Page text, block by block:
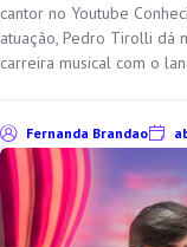
cantor no Youtube
atuação, Pedro Tirolli dá
carreira musical com o
Fernanda Brandao